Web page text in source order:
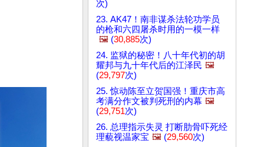
次)
23. AK47！南非谋杀法轮功学员
的枪和六四屠杀时用的一模一样
🖼️ (30,885次)
24. 监狱的秘密！八十年代初的胡
耀邦与九十年代后的江泽民 🖼️
(29,797次)
25. 惊动陈至立贺国强！重庆市高
考满分作文被判死刑的内幕 🖼️
(29,751次)
26. 总理指示失灵 打断肋骨吓死经
理藐视温家宝 🖼️ (29,560次)